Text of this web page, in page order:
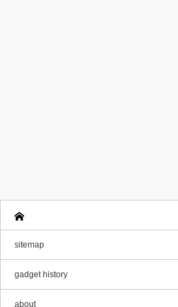
sitemap
gadget history
about